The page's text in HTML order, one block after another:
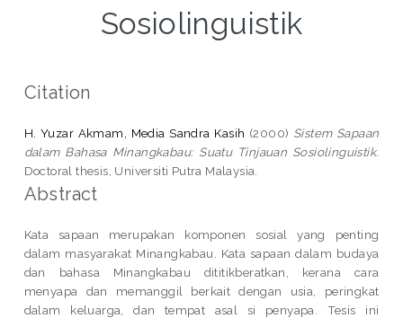
Sosiolinguistik
Citation
H. Yuzar Akmam, Media Sandra Kasih (2000) Sistem Sapaan
dalam Bahasa Minangkabau: Suatu Tinjauan Sosiolinguistik.
Doctoral thesis, Universiti Putra Malaysia.
Abstract
Kata sapaan merupakan komponen sosial yang penting
dalam masyarakat Minangkabau. Kata sapaan dalam budaya
dan bahasa Minangkabau dititikberatkan, kerana cara
menyapa dan memanggil berkait dengan usia, peringkat
dalam keluarga, dan tempat asal si penyapa. Tesis ini